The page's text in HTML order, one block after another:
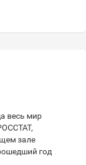
весь мир
зале
год